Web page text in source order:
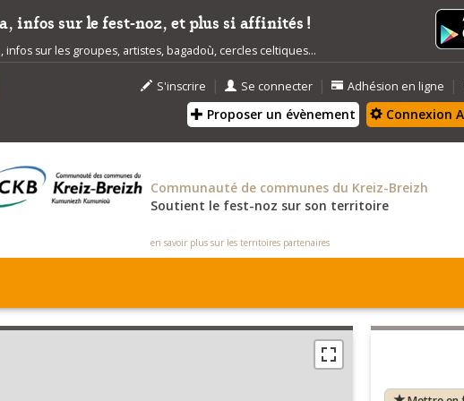
infos sur le fest-noz, et plus si affinités !
sur les groupes, artistes, bagadoù, cercles celtiques...
S'inscrire | Se connecter | Adhésion en ligne |
Proposer un évènement Connexion
Côtes-d'Armor
Communauté de communes du Kreiz-Breizh
Soutient le fest-noz sur son territoire
en savoir plus sur les territoires partenaires